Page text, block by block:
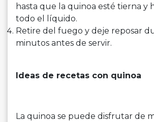
hasta que la quinoa esté tierna y
todo el líquido.
Retire del fuego y deje reposar
minutos antes de servir.
Ideas de recetas con quinoa
La quinoa se puede disfrutar de